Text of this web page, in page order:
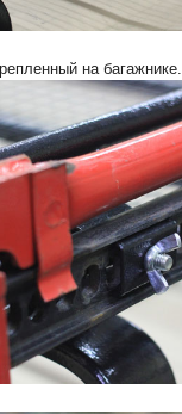
на багажнике.